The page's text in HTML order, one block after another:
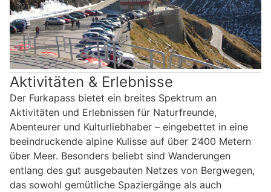
Aktivitäten & Erlebnisse
Der Furkapass bietet ein breites Spektrum an
Aktivitäten und Erlebnissen für Naturfreunde,
Abenteurer und Kulturliebhaber – eingebettet in eine
beeindruckende alpine Kulisse auf über 2’400 Metern
über Meer. Besonders beliebt sind Wanderungen
entlang des gut ausgebauten Netzes von Bergwegen,
das sowohl gemütliche Spaziergänge als auch